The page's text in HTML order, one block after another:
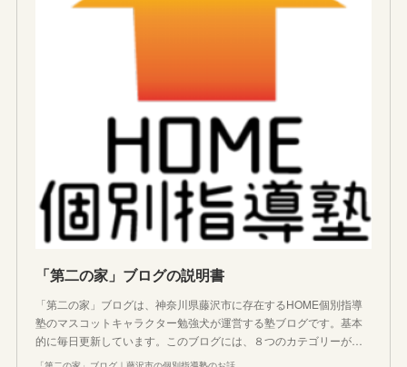
「第二の家」ブログの説明書
「第二の家」ブログは、神奈川県藤沢市に存在するHOME個別指導
塾のマスコットキャラクター勉強犬が運営する塾ブログです。基本
的に毎日更新しています。このブログには、８つのカテゴリーが…